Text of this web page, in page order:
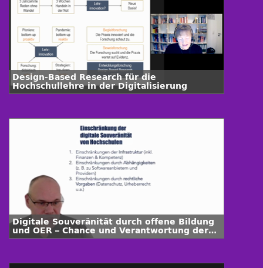
Design-Based Research für die
Hochschullehre in der Digitalisierung
Digitale Souveränität durch offene Bildung
und OER – Chance und Verantwortung der
Hochschulen